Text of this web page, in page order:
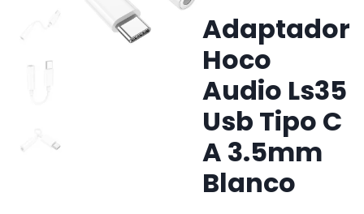
Adaptador
Hoco
Audio Ls35
Usb Tipo C
A 3.5mm
Blanco